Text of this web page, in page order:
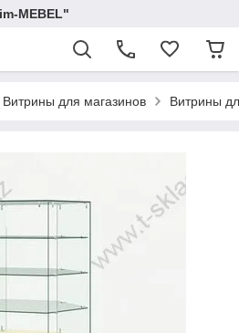
MEBEL"
Витрины для магазинов Витрины